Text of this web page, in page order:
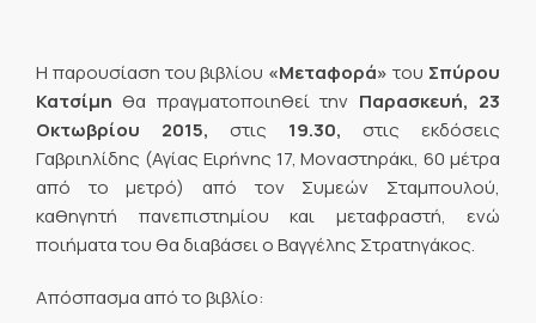
Η παρουσίαση του βιβλίου «Μεταφορά» του Σπύρου
Κατσίμη θα πραγματοποιηθεί την Παρασκευή, 23
Οκτωβρίου 2015,στις 19.30, στις εκδόσεις
Γαβριηλίδης (Αγίας Ειρήνης 17, Μοναστηράκι, 60 μέτρα
από το μετρό) από τον Συμεών Σταμπουλού,
καθηγητή πανεπιστημίου και μεταφραστή, ενώ
ποιήματα του θα διαβάσει ο Βαγγέλης Στρατηγάκος.
Απόσπασμα από το βιβλίο: